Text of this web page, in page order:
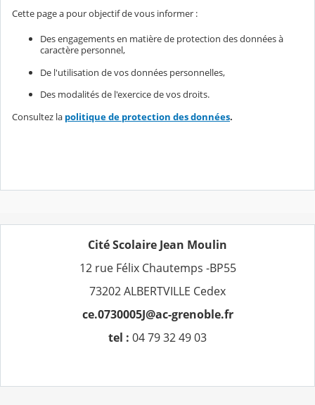
Cette page a pour objectif de vous informer :
Des engagements en matière de protection des données à
caractère personnel,
De l'utilisation de vos données personnelles,
Des modalités de l'exercice de vos droits.
Consultez la politique de protection des données.
Cité Scolaire Jean Moulin
12 rue Félix Chautemps -BP55
73202 ALBERTVILLE Cedex
ce.0730005J@ac-grenoble.fr
tel : 04 79 32 49 03